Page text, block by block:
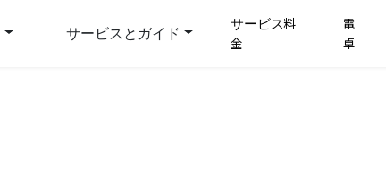
サービスとガイド
サービス料
金
電
卓